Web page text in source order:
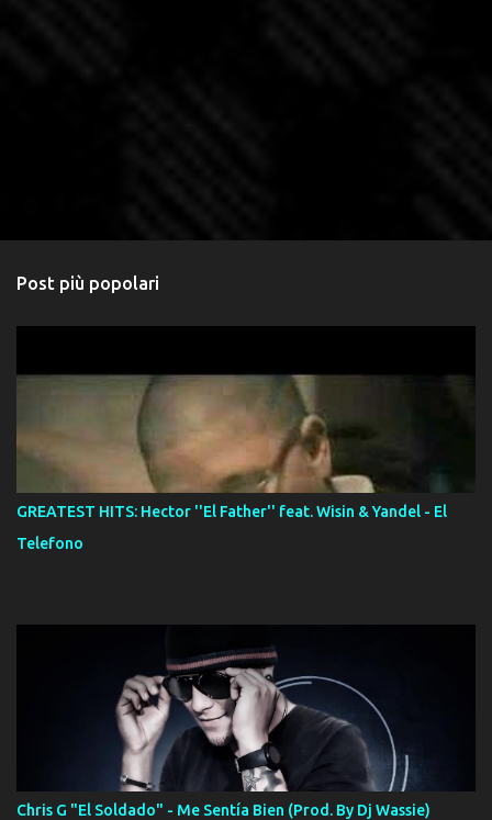
Post più popolari
GREATEST HITS: Hector ''El Father'' feat. Wisin & Yandel - El
Telefono
Chris G "El Soldado" - Me Sentía Bien (Prod. By Dj Wassie)